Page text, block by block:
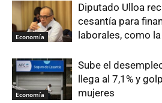
Economía
Diputado Ulloa
cesantía para
laborales, como
Economía
Sube el
llega al 7,1% y
mujeres